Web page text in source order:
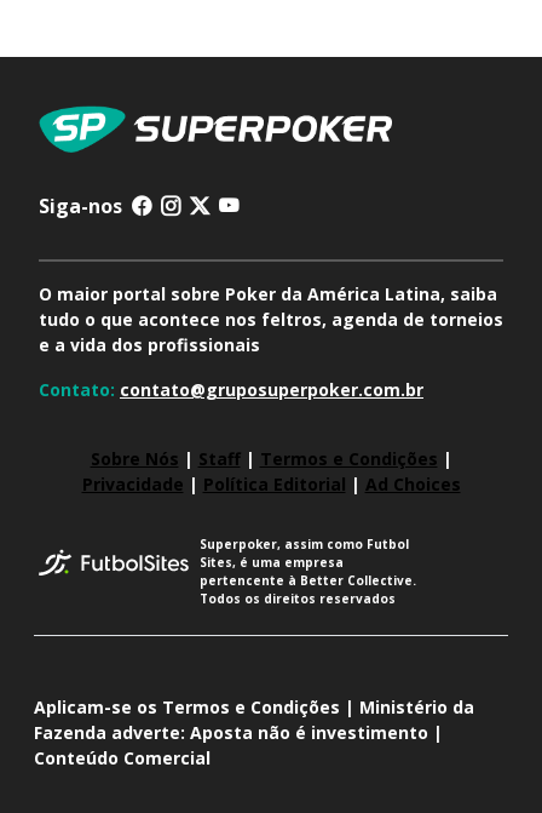
Siga-nos
O maior portal sobre Poker da América Latina, saiba
tudo o que acontece nos feltros, agenda de torneios
e a vida dos profissionais
Contato: contato@gruposuperpoker.com.br
Sobre Nós | Staff| Termos e Condições |
Privacidade | Política Editorial | Ad Choices
Superpoker, assim como Futbol
Sites, é uma empresa
pertencente à Better Collective.
Todos os direitos reservados
Aplicam-se os Termos e Condições | Ministério da
Fazenda adverte: Aposta não é investimento |
Conteúdo Comercial